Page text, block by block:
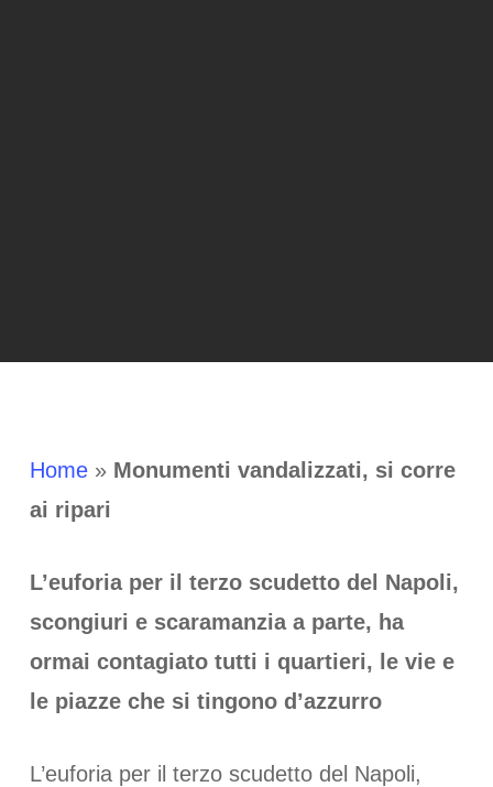
Home» Monumenti vandalizzati, si corre
ai ripari
L’euforia per il terzo scudetto del Napoli,
scongiuri e scaramanzia a parte, ha
ormai contagiato tutti i quartieri, le vie e
le piazze che si tingono d’azzurro
L’euforia per il terzo scudetto del Napoli,